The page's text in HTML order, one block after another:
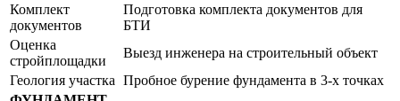
Комплект
документов
Подготовка комплекта документов для
БТИ
Оценка
стройплощадки
Выезд инженера на строительный объект
Геология участка Пробное бурение фундамента в 3-х точках